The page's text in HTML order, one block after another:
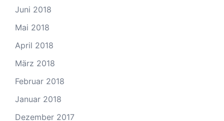
Juni 2018
Mai 2018
April 2018
März 2018
Februar 2018
Januar 2018
Dezember 2017